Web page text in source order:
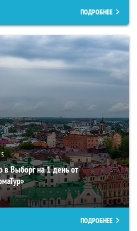
ПОДРОБНЕЕ
5
в Выборг на 1 день от
ПОДРОБНЕЕ